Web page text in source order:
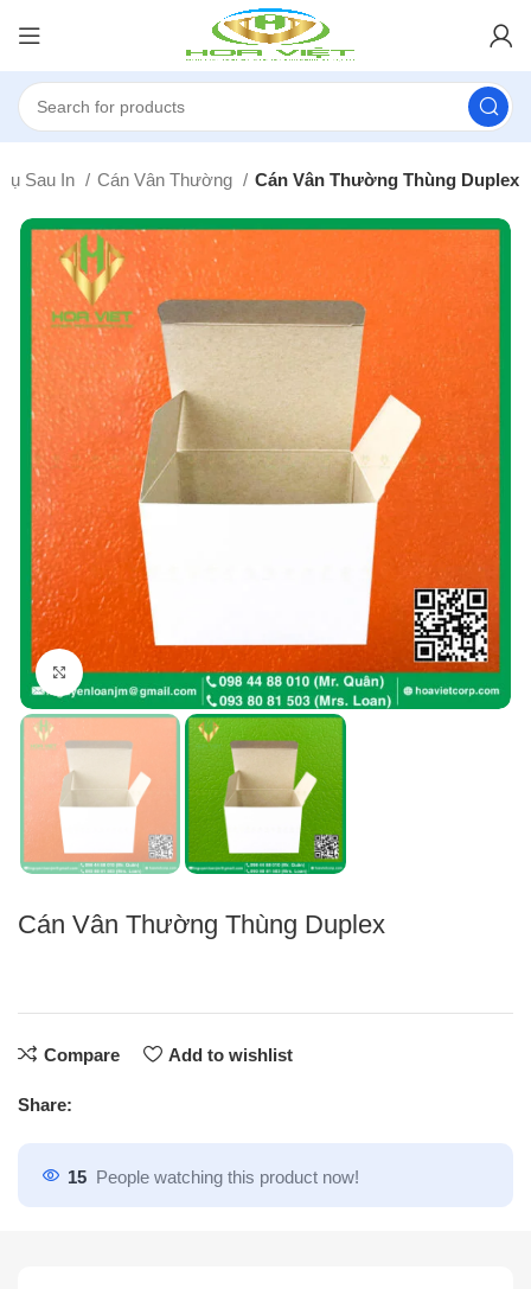
Sau In Cán Vân Thường Cán Vân Thường Thùng Duplex
Click to enlarge
Cán Vân Thường Thùng Duplex
Compare Add to wishlist
Share:
15 People watching this product now!